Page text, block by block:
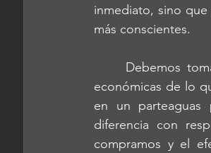
inmediato, sino
más conscientes.
económicas de lo
en un parteaguas
diferencia con
compramos y el